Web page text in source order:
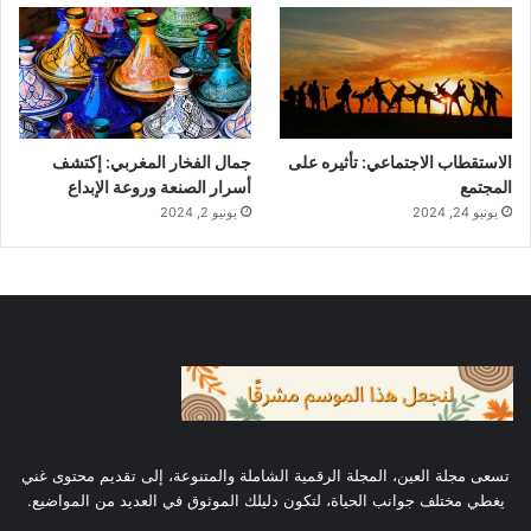
مكافحة التعب والإجهاد : يعتبر من مصادر
الطاقة الطبيعية، ويمكن أن يساعد في تقليل
الإجهاد وزيادة النشاط.
تعزيز النمو والتطور
: العسل الملكي مفيد
للأطفال والمراهقين على حد سواء في مرحلة
النمو، حيث يحتوي على البروتينات والعناصر
طبيعيًا للرياضيين، حيث يُعزز من القوة
والتحمل.
مكافحة الالتهابات
: يحتوي على مركبات مضادة
للالتهاب، مما يساعد في الوقاية من الأمراض
الاستقطاب الاجتماعي: تأثيره على
المجتمع
يونيو 24, 2024
جمال الفخار المغربي: إكتشف
أسرار الصنعة وروعة الإبداع
يونيو 2, 2024
تسعى مجلة العين، المجلة الرقمية الشاملة والمتنوعة، إلى تقديم محتوى غني
يغطي مختلف جوانب الحياة، لتكون دليلك الموثوق في العديد من المواضيع.